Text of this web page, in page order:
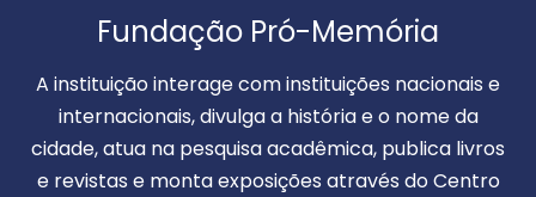
Fundação Pró-Memória
A instituição interage com instituições nacionais e
internacionais, divulga a história e o nome da
cidade, atua na pesquisa acadêmica, publica livros
e revistas e monta exposições através do Centro